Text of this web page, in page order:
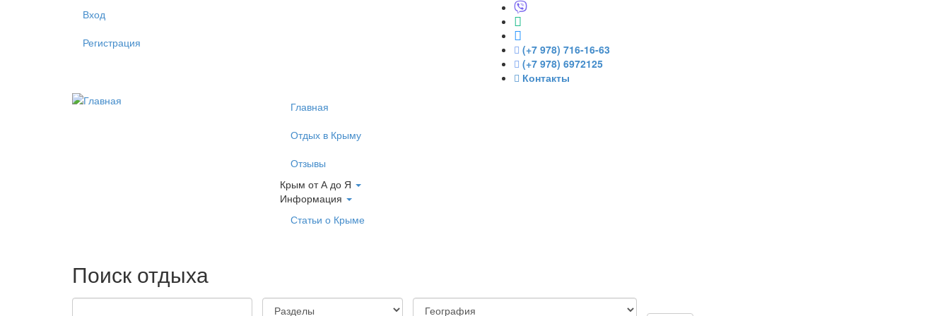
Вход
Регистрация
(+7 978) 716-16-63
(+7 978) 6972125
Контакты
Главная
Отдых в Крыму
Отзывы
Крым от А до Я
Информация
Статьи о Крыме
Поиск отдыха